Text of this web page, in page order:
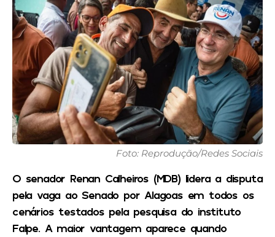
Foto: Reprodução/Redes Sociais
O senador Renan Calheiros (MDB) lidera a disputa
pela vaga ao Senado por Alagoas em todos os
cenários testados pela pesquisa do instituto
Falpe. A maior vantagem aparece quando